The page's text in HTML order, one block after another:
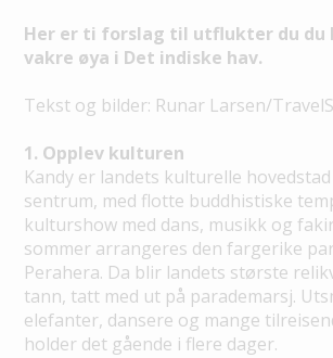
Her er ti forslag til utflukter du du
vakre øya i Det indiske hav.
Tekst og bilder: Runar Larsen/
1. Opplev kulturen
Kandy er landets kulturelle
sentrum, med flotte buddhistiske
kulturshow med dans, musikk og
sommer arrangeres den fargerike
Perahera. Da blir landets største
tann, tatt med ut på parademarsj.
elefanter, dansere og mange
holder det gående i flere dager.